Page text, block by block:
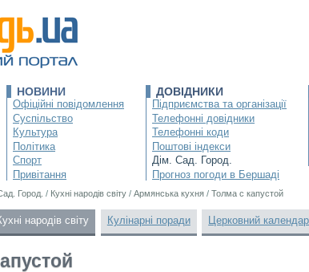
НОВИНИ
Офіційні повідомлення
Суспільство
Культура
Політика
Спорт
Привітання
ДОВІДНИКИ
Підприємства та організації
Телефонні довідники
Телефонні коди
Поштові індекси
Дім. Сад. Город.
Прогноз погоди в Бершаді
Город. / Кухні народів світу / Армянська кухня / Толма с капустой
народів світу Кулінарні поради Церковний календар